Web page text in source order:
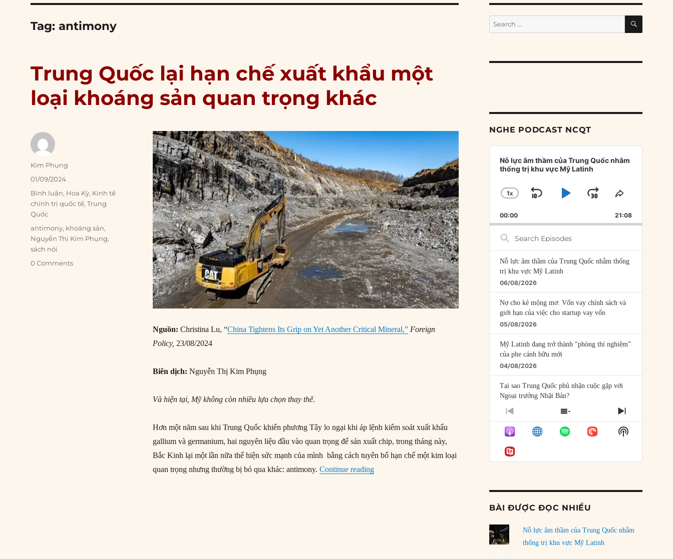
Tag:antimony
Trung Quốc lại hạn chế xuất khẩu một
loại khoáng sản quan trọng khác
Nguồn:Christina Lu, “China Tightens Its Grip on Yet Another Critical Mineral,” Foreign
Policy, 23/08/2024
Biên dịch:Nguyễn Thị Kim Phụng
Và hiện tại, Mỹ không còn nhiều lựa chọn thay thế.
Hơn một năm sau khi Trung Quốc khiến phương Tây lo ngại khi áp lệnh kiểm soát xuất khẩu
gallium và germanium, hai nguyên liệu đầu vào quan trọng để sản xuất chip, trong tháng này,
Bắc Kinh lại một lần nữa thể hiện sức mạnh của mình bằng cách tuyên bố hạn chế một kim loại
quan trọng nhưng thường bị bỏ qua khác: antimony.Continue reading“Trung Quốc lại hạn chế xuất khẩu một loại khoáng sản quan trọng khác”
Author
Kim Phụng
Posted
on
01/09/2024
Categories
Bình luận, Hoa Kỳ, Kinh tế
chính trị quốc tế,Trung
Quốc
Tags
antimony, khoáng sản,
Nguyễn Thị Kim Phụng,
sách nói
0 Comments
Search
for:
SEARCH
NGHE PODCAST NCQT
Audio
Player
Nỗ lực âm thầm của Trung Quốc nhằm
thống trị khu vực Mỹ Latinh
CHANGE
RATE
1X
SKIP
BACKWARD
PLAYJUMP
FORWARD
SHARE
EPISODE
00:00 21:08
Search
Episodes
Nỗ lực âm thầm của Trung Quốc nhằm thống
trị khu vực Mỹ Latinh
06/08/2026
Nợ cho kẻ mộng mơ: Vốn vay chính sách và
giới hạn của việc cho startup vay vốn
05/08/2026
Mỹ Latinh đang trở thành “phòng thí nghiệm”
của phe cánh hữu mới
04/08/2026
Tại sao Trung Quốc phủ nhận cuộc gặp với
Ngoại trưởng Nhật Bản?
04/08/2026
Điểm mù chiến lược của Trump tại Thái Bình
Dương
03/08/2026
rủi ro
01/08/2026
PREVIOUS
EPISODE
SHOW
EPISODES
LIST
NEXT
EPISODE
Show
Podcast
BÀI ĐƯỢC ĐỌC NHIỀU
Nỗ lực âm thầm của Trung Quốc nhằm
thống trị khu vực Mỹ Latinh